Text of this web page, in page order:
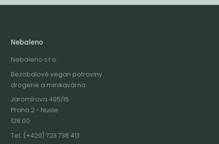
Nebaleno
Nebaleno s.r.o.
Bezobalové vegan potraviny
drogerie a minikavárna
Jaromírova 495/16
Praha 2 - Nusle
128 00
Tel.: (+420) 723 736 413